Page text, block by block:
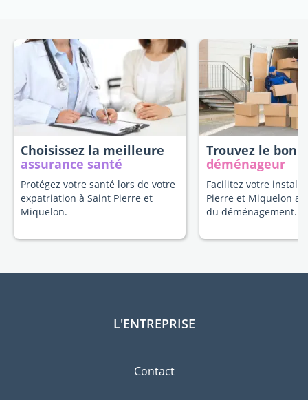
Choisissez la meilleure
assurance santé
Protégez votre santé lors de votre
expatriation à Saint Pierre et
Miquelon.
Trouvez le bon
déménageur
Facilitez votre
Pierre et Miquelon
du déménagement.
L'ENTREPRISE
Contact